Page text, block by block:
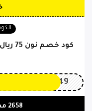
كود
OP149
2658 مستخدم